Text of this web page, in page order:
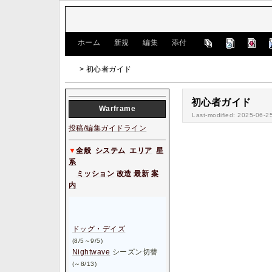
ホーム 新規 編集 添付
> 初心者ガイド
初心者ガイド
Last-modified: 2025-06-
Warframe
投稿/編集ガイドライン
▼全般 システム エリア 星
系
ミッション 改造 最新 案
内
ドッグ・デイズ
(8/5～9/5)
Nightwave シーズン切替
(～8/13)